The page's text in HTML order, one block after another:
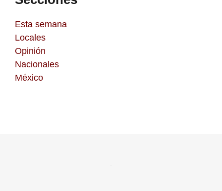
Esta semana
Locales
Opinión
Nacionales
México